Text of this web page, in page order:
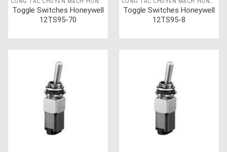
Toggle Switches Honeywell
12TS95-70
Toggle Switches Honeywell
12TS95-8